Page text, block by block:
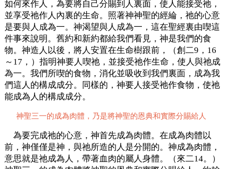
如何來作人，為要將自己分賜到人裏面，使人能接受祂，
並享受祂作人內裏的生命。照著神神聖的經綸，祂的心意
是要與人成為一。神渴望與人成為一，這在聖經裏由喫這
件事來說明。舊約和新約都給我們看見，神是我們的食
物。神造人以後，將人安置在生命樹跟前，（創二9，16
～17，）指明神要人喫祂，並接受祂作生命，使人與祂成
為一。我們所喫的食物，消化並吸收到我們裏面，成為我
們這人的構成成分。同樣的，神要人接受祂作食物，使祂
能成為人的構成成分。
神聖三一的成為肉體，乃是將神聖的恩典和實際分賜給人
為要完成祂的心意，神首先成為肉體。在成為肉體以
前，神僅僅是神，與祂所造的人是分開的。神成為肉體，
意思就是祂成為人，帶著血肉的屬人身體。（來二14。）